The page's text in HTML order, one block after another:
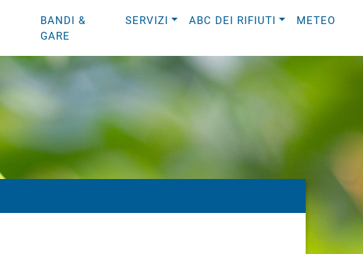
BANDI &
GARE
SERVIZI ABC DEI RIFIUTI METEO